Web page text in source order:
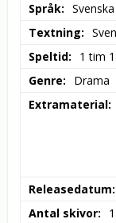
Språk
Svenska
Textning
Speltid
1 tim
Genre
Drama
Extramaterial
Releasedatum
Antal skivor
1